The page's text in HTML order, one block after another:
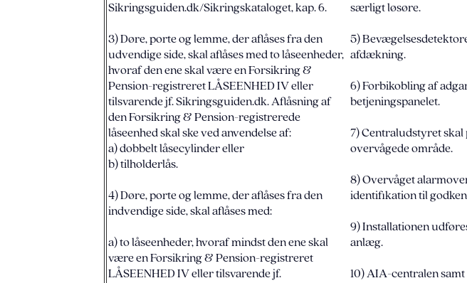
Sikringsguiden.dk/Sikringskataloget, kap. 6.
3) Døre, porte og lemme, der aflåses fra den
udvendige side, skal aflåses med to låseenheder,
hvoraf den ene skal være en Forsikring &
Pension-registreret LÅSEENHED IV eller
tilsvarende jf. Sikringsguiden.dk. Aflåsning af
den Forsikring & Pension-registrerede
låseenhed skal ske ved anvendelse af:
a) dobbelt låsecylinder eller
b) tilholderlås.
4) Døre, porte og lemme, der aflåses fra den
indvendige side, skal aflåses med:
a) to låseenheder, hvoraf mindst den ene skal
være en Forsikring & Pension-registreret
LÅSEENHED IV eller tilsvarende jf.
særligt løsøre.
5)
afdækning.
6) Forbikobling af
betjeningspanelet.
7) Centraludstyret skal
overvågede område.
8) Overvåget
identifikation til
9) Installationen
anlæg.
10) AIA-centralen